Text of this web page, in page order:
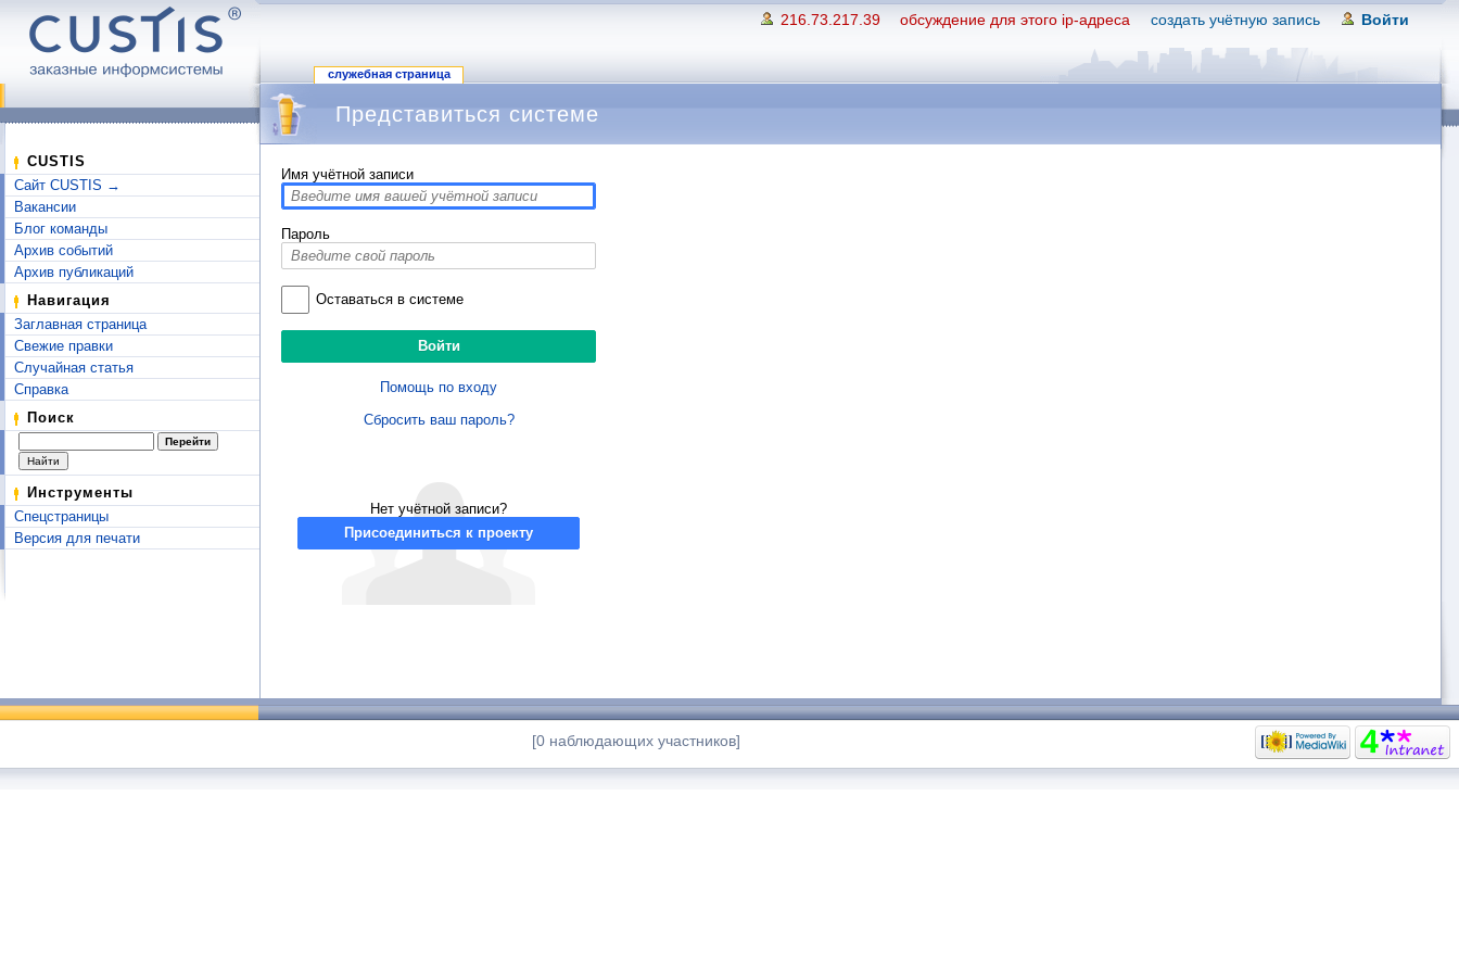
216.73.217.39 обсуждение для этого ip-адреса создать учётную запись Войти
служебная страница
CUSTIS
Сайт CUSTIS →
Вакансии
Блог команды
Архив событий
Архив публикаций
Навигация
Заглавная страница
Свежие правки
Случайная статья
Справка
Поиск
Инструменты
Спецстраницы
Версия для печати
Представиться системе
Имя учётной записи
Пароль
Оставаться в системе
Помощь по входу
Сбросить ваш пароль?
Нет учётной записи?
Присоединиться к проекту
[0 наблюдающих участников]